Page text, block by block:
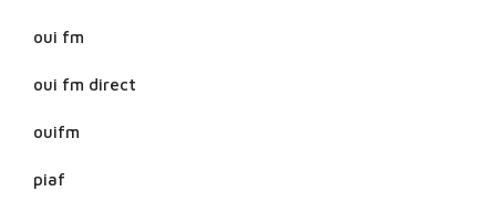
oui fm
oui fm direct
ouifm
piaf